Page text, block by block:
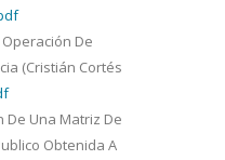
De
(Cristián Cortés
De Una Matriz De
Obtenida A